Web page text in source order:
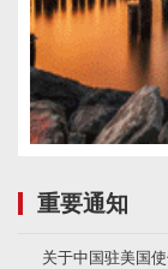
重要通知
关于中国驻美国